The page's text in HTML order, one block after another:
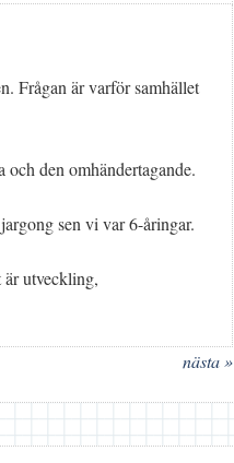
Frågan är varför samhället
den omhändertagande.
sen vi var 6-åringar.
utveckling,
nästa »